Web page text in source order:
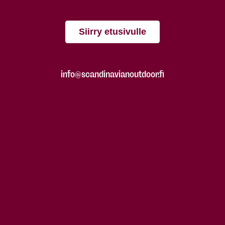
Siirry etusivulle
info@scandinavianoutdoor.fi